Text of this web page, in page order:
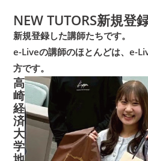
NEW TUTORS新規登
新規登録した講師たちです。
e-Liveの講師のほとんどは、e-
方です。
高
崎
経
済
大
学